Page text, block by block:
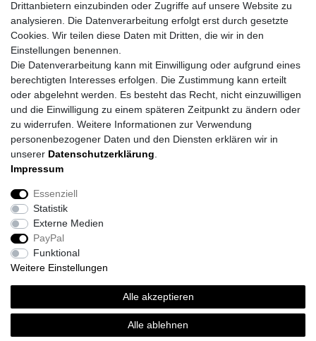
Impressum
Barrierefreiheitserklärung
Versandkosten
© Topi´s Farben GmbH 2026 | Alle Rechte vorbehalten.
Drittanbietern einzubinden oder Zugriffe auf unsere Website zu
analysieren. Die Datenverarbeitung erfolgt erst durch gesetzte
Cookies. Wir teilen diese Daten mit Dritten, die wir in den
Einstellungen benennen.
Die Datenverarbeitung kann mit Einwilligung oder aufgrund eines
berechtigten Interesses erfolgen. Die Zustimmung kann erteilt
oder abgelehnt werden. Es besteht das Recht, nicht einzuwilligen
und die Einwilligung zu einem späteren Zeitpunkt zu ändern oder
zu widerrufen. Weitere Informationen zur Verwendung
personenbezogener Daten und den Diensten erklären wir in
unserer Daten­schutz­erklärung
Impressum
Essenziell
Statistik
Externe Medien
PayPal
Funktional
Weitere Einstellungen
Alle akzeptieren
Alle ablehnen